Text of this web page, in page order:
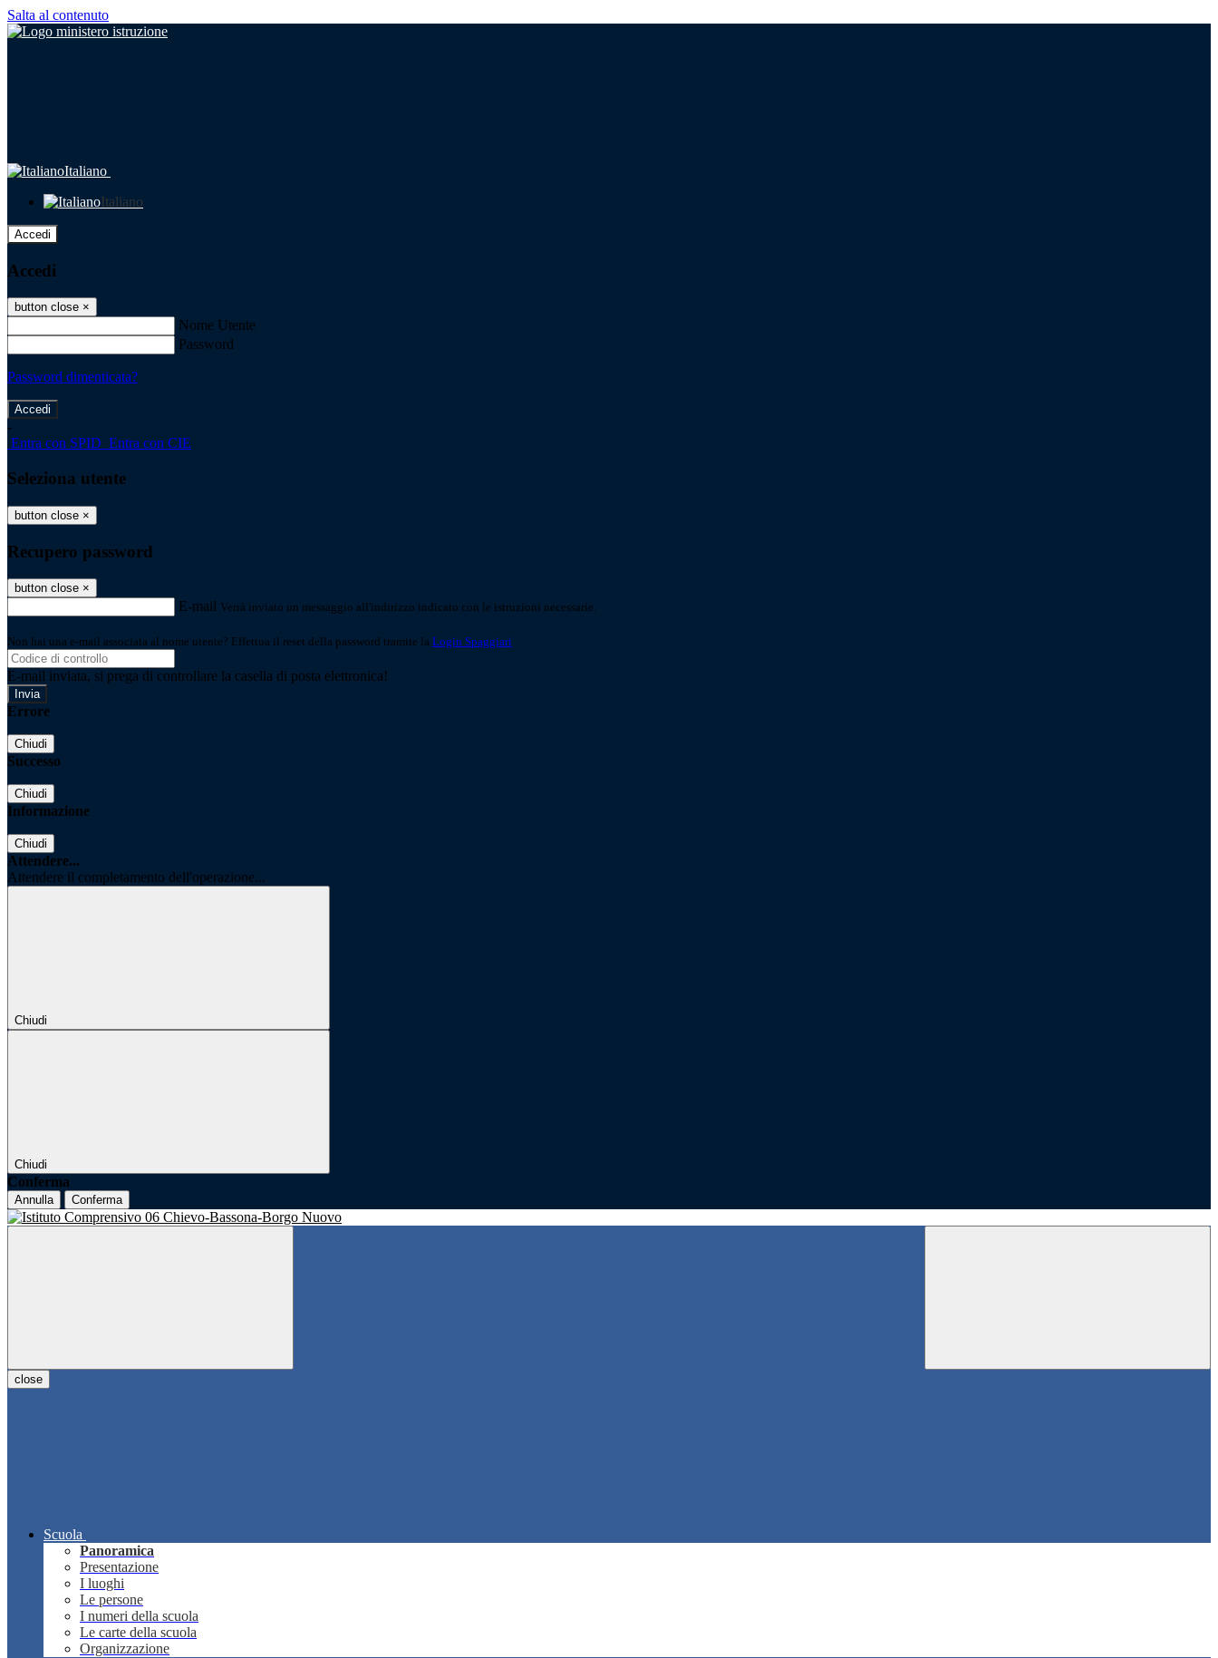
Salta al contenuto
Italiano
Italiano
Accedi
Accedi
button close ×
Nome Utente
Password
Password dimenticata?
-
Entra con SPID Entra con CIE
Seleziona utente
button close ×
Recupero password
button close ×
E-mail Verrà inviato un messaggio all'indirizzo indicato con le istruzioni necessarie.
Non hai una e-mail associata al nome utente? Effettua il reset della password tramite la Login Spaggiari
E-mail inviata, si prega di controllare la casella di posta elettronica!
Errore
Chiudi
Successo
Chiudi
Informazione
Chiudi
Attendere...
Attendere il completamento dell'operazione...
Chiudi
Chiudi
Conferma
Annulla Conferma
close
Scuola
Panoramica
Presentazione
I luoghi
Le persone
I numeri della scuola
Le carte della scuola
Organizzazione